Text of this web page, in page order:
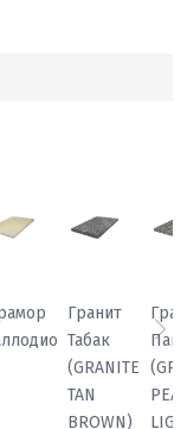
Амфиболит
гранатовый
Гранит
Черный
кунжут
(GRANITE
SESAME